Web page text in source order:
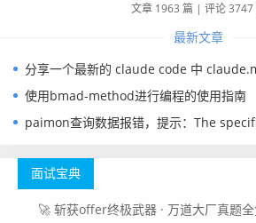
文章 1963 篇 | 评论 3747
最新文章
分享一个最新的 claude code 中 claude.md
使用bmad-method进行编程的使用指南
paimon查询数据报错，提示：The specified scan snapshotId 15845 is out of
面试宝典
🚀 斩获offer终极武器 · 万道大厂真题